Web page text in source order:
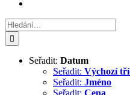
Hledat:
Seřadit: Datum
Seřadit: Výchozí
Seřadit: Jméno
Seřadit: Cena